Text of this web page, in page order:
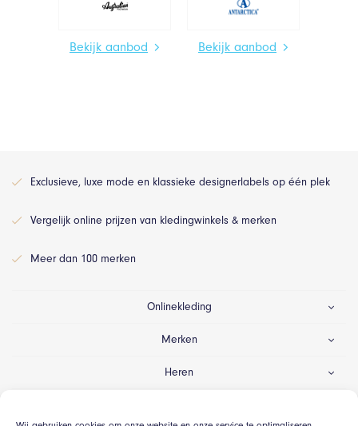
Bekijk aanbod Bekijk aanbod
Exclusieve, luxe mode en klassieke designerlabels op één plek
Vergelijk online prijzen van kledingwinkels & merken
Meer dan 100 merken
Onlinekleding
Merken
Heren